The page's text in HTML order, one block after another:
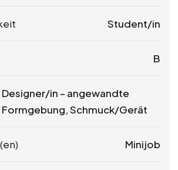
Student/in
B
Designer/in – angewandte
Formgebung, Schmuck/Gerät
Minijob